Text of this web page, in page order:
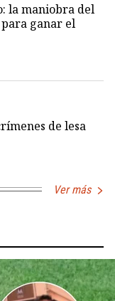
la maniobra del
ganar el
de lesa
Ver más